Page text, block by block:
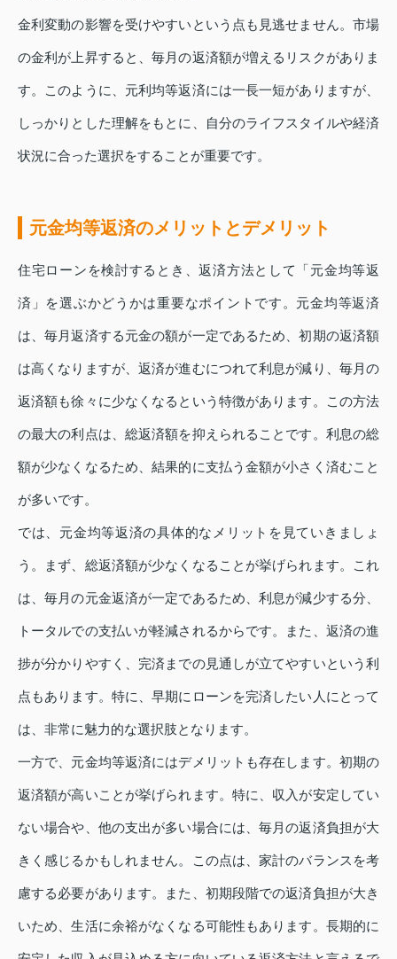
金利変動の影響を受けやすいという点も見逃せません。市場
の金利が上昇すると、毎月の返済額が増えるリスクがありま
す。このように、元利均等返済には一長一短がありますが、
しっかりとした理解をもとに、自分のライフスタイルや経済
状況に合った選択をすることが重要です。
元金均等返済のメリットとデメリット
住宅ローンを検討するとき、返済方法として「元金均等返
済」を選ぶかどうかは重要なポイントです。元金均等返済
は、毎月返済する元金の額が一定であるため、初期の返済額
は高くなりますが、返済が進むにつれて利息が減り、毎月の
返済額も徐々に少なくなるという特徴があります。この方法
の最大の利点は、総返済額を抑えられることです。利息の総
額が少なくなるため、結果的に支払う金額が小さく済むこと
が多いです。
では、元金均等返済の具体的なメリットを見ていきましょ
う。まず、総返済額が少なくなることが挙げられます。これ
は、毎月の元金返済が一定であるため、利息が減少する分、
トータルでの支払いが軽減されるからです。また、返済の進
捗が分かりやすく、完済までの見通しが立てやすいという利
点もあります。特に、早期にローンを完済したい人にとって
は、非常に魅力的な選択肢となります。
一方で、元金均等返済にはデメリットも存在します。初期の
返済額が高いことが挙げられます。特に、収入が安定してい
ない場合や、他の支出が多い場合には、毎月の返済負担が大
きく感じるかもしれません。この点は、家計のバランスを考
慮する必要があります。また、初期段階での返済負担が大き
いため、生活に余裕がなくなる可能性もあります。長期的に